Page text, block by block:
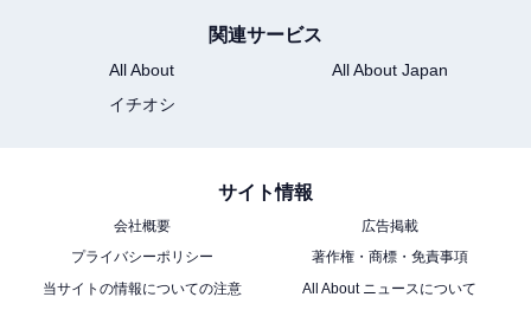
関連サービス
All About
All About Japan
イチオシ
サイト情報
会社概要
広告掲載
プライバシーポリシー
著作権・商標・免責事項
当サイトの情報についての注意
All About ニュースについて